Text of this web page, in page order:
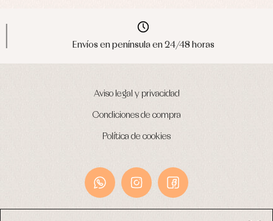
Envíos en península en 24/48 horas
Aviso legal y privacidad
Condiciones de compra
Política de cookies